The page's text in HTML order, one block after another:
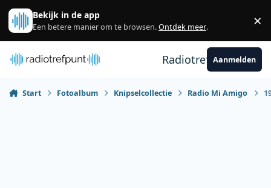
Spring naar bijdragen
Bekijk in de app
Een betere manier om te browsen.Ontdek meer. ×
RadiotrefpuntAanmelden
Start Fotoalbum Knipselcollectie Radio Mi Amigo